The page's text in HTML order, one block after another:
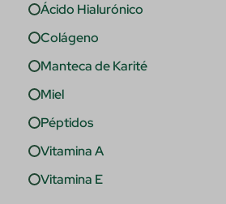
Ácido Hialurónico
Colágeno
Manteca de Karité
Miel
Péptidos
Vitamina A
Vitamina E